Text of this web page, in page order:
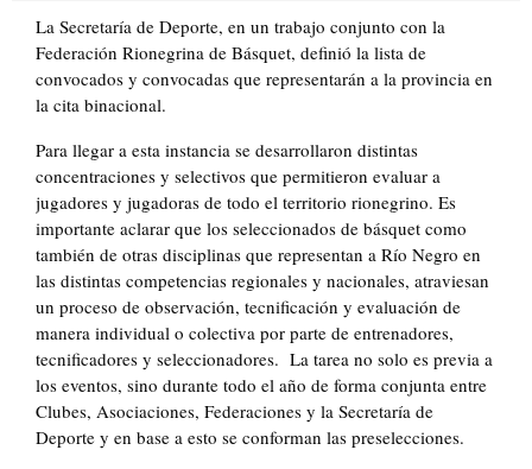
La Secretaría de Deporte, en un trabajo conjunto con la
Federación Rionegrina de Básquet, definió la lista de
convocados y convocadas que representarán a la provincia en
la cita binacional.
Para llegar a esta instancia se desarrollaron distintas
concentraciones y selectivos que permitieron evaluar a
jugadores y jugadoras de todo el territorio rionegrino. Es
importante aclarar que los seleccionados de básquet como
también de otras disciplinas que representan a Río Negro en
las distintas competencias regionales y nacionales, atraviesan
un proceso de observación, tecnificación y evaluación de
manera individual o colectiva por parte de entrenadores,
tecnificadores y seleccionadores. La tarea no solo es previa a
los eventos, sino durante todo el año de forma conjunta entre
Clubes, Asociaciones, Federaciones y la Secretaría de
Deporte y en base a esto se conforman las preselecciones.